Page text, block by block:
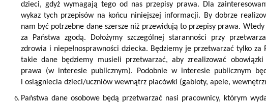
dzieci, gdyż wymagają tego od nas przepisy prawa. Dla
wykaz tych przepisów na końcu niniejszej informacji. By dobrze
nam być potrzebne dane szersze niż przewidują to przepisy prawa.
za Państwa zgodą. Dołożymy szczególnej staranności przy
zdrowia i niepełnosprawności dziecka. Będziemy je przetwarzać tylko za
takie dane będziemy musieli przetwarzać, aby zrealizować
prawa (w interesie publicznym). Podobnie w interesie publicznym
i osiągniecia dzieci/uczniów wewnątrz placówki (gabloty, apele,
Państwa dane osobowe będą przetwarzać nasi pracownicy, którym